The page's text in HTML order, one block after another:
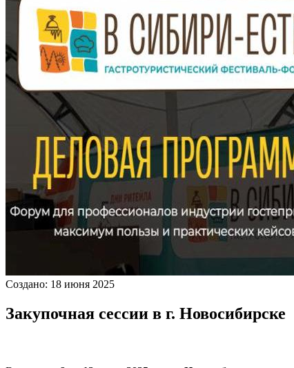
Создано: 18 июня 2025
Закупочная сессии в г. Новосибирске